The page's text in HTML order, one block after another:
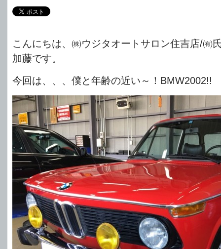
こんにちは、㈱ウジタオートサロン住吉店/㈲
加藤です。
今回は、、、僕と年齢の近い～！BMW2002!!